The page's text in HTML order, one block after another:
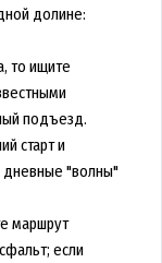
долине:
то ищите
подъезд.
старт и
дневные "волны"
маршрут
если